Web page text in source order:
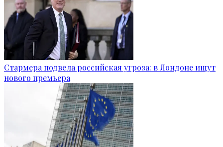
Стармера подвела российская угроза: в Лондоне ищут
нового премьера